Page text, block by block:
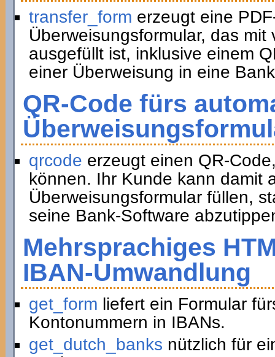
transfer_form erzeugt eine
Überweisungsformular, das
ausgefüllt ist, inklusive einem
einer Überweisung in eine
QR-Code fürs
qrcode erzeugt einen QR-
können. Ihr Kunde kann damit
Überweisungsformular füllen,
seine Bank-Software
Mehrsprachiges
IBAN-Umwandlung
get_form liefert ein Formular
Kontonummern in IBANs.
get_dutch_banks nützlich für